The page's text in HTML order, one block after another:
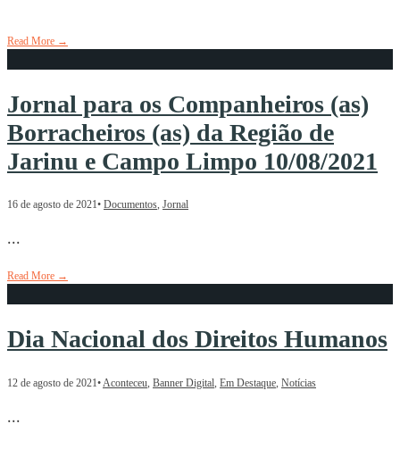
Read More →
Jornal para os Companheiros (as)
Borracheiros (as) da Região de
Jarinu e Campo Limpo 10/08/2021
16 de agosto de 2021• Documentos, Jornal
...
Read More →
Dia Nacional dos Direitos Humanos
12 de agosto de 2021• Aconteceu Banner Digital Em Destaque Notícias
...